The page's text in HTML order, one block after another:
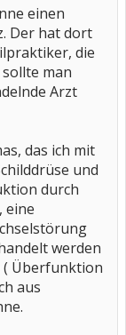
einen
Der hat dort
die
man
Arzt
das ich mit
und
durch
eine
werden
( Überfunktion
aus